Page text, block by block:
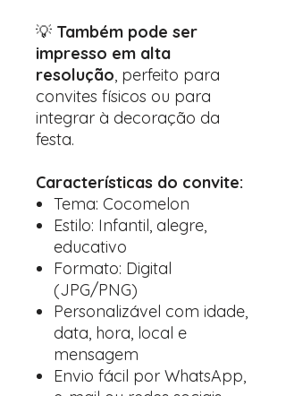
💡 Também pode ser
impresso em alta
resolução, perfeito para
convites físicos ou para
integrar à decoração da
festa.
Características do convite:
Tema: Cocomelon
Estilo: Infantil, alegre,
educativo
Formato: Digital
(JPG/PNG)
Personalizável com idade,
data, hora, local e
mensagem
Envio fácil por WhatsApp,